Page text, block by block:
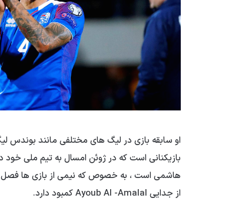
او سابقه بازی در لیگ های مختلفی مانند بوندس
هاشمی است ، به خصوص که نیمی از بازی ها
از جدایی Ayoub Al -Amalal کمبود دارد.